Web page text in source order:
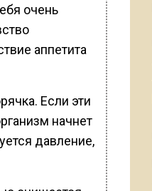
очень
аппетита
Если эти
начнет
давление,